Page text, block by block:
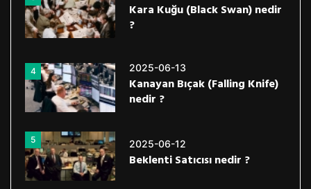
Kara Kuğu (Black Swan) nedir
?
4 2025-06-13
Kanayan Bıçak (Falling Knife)
nedir ?
5 2025-06-12
Beklenti Satıcısı nedir ?